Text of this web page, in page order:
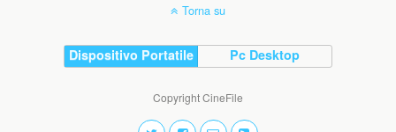
Torna su
Dispositivo Portatile Pc Desktop
Copyright CineFile